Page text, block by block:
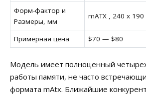
Форм-фактор и
Размеры, мм
mATX , 240 x
Примерная цена $70 — $80
Модель имеет полноценный
работы памяти, не часто
формата mAtx. Ближайшие